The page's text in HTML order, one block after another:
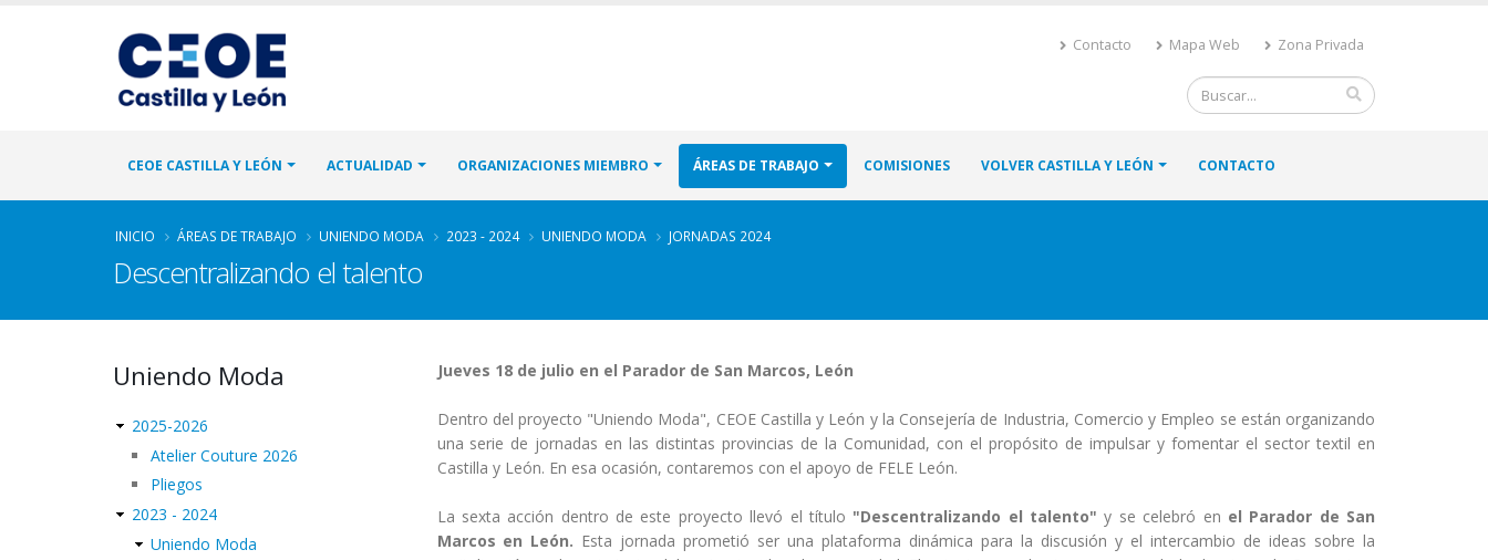
Contacto Mapa Web Zona Privada
CEOE CASTILLA Y LEÓN ACTUALIDAD ORGANIZACIONES MIEMBRO ÁREAS DE TRABAJO COMISIONES VOLVER CASTILLA Y LEÓN CONTACTO
INICIO ÁREAS DE TRABAJO UNIENDO MODA 2023 - 2024 UNIENDO MODA JORNADAS 2024
Descentralizando el talento
Uniendo Moda
2025-2026
Atelier Couture 2026
Pliegos
2023 - 2024
Uniendo Moda
Jueves 18 de julio en el Parador de San Marcos, León
Dentro del proyecto "Uniendo Moda", CEOE Castilla y León y la Consejería de Industria, Comercio y Empleo se están organizando
una serie de jornadas en las distintas provincias de la Comunidad, con el propósito de impulsar y fomentar el sector textil en
Castilla y León. En esa ocasión, contaremos con el apoyo de FELE León.
La sexta acción dentro de este proyecto llevó el título "Descentralizando el talento"y se celebró en el Parador de San
Marcos en León. Esta jornada prometió ser una plataforma dinámica para la discusión y el intercambio de ideas sobre la